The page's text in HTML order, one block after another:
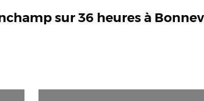
sur 36 heures à